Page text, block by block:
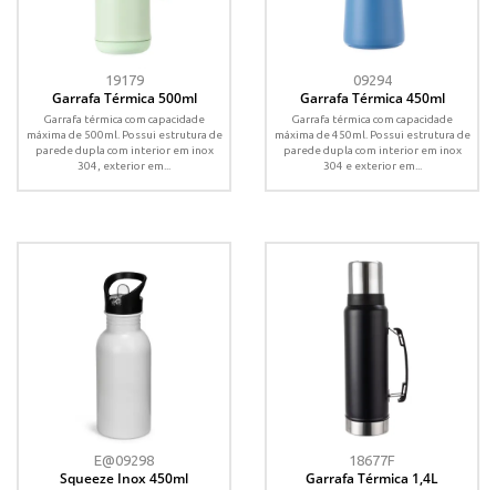
19179
Garrafa Térmica 500ml
Garrafa térmica com capacidade
máxima de 500ml. Possui estrutura de
parede dupla com interior em inox
304, exterior em...
09294
Garrafa Térmica 450ml
Garrafa térmica com capacidade
máxima de 450ml. Possui estrutura de
parede dupla com interior em inox
304 e exterior em...
E@09298
Squeeze Inox 450ml
18677F
Garrafa Térmica 1,4L